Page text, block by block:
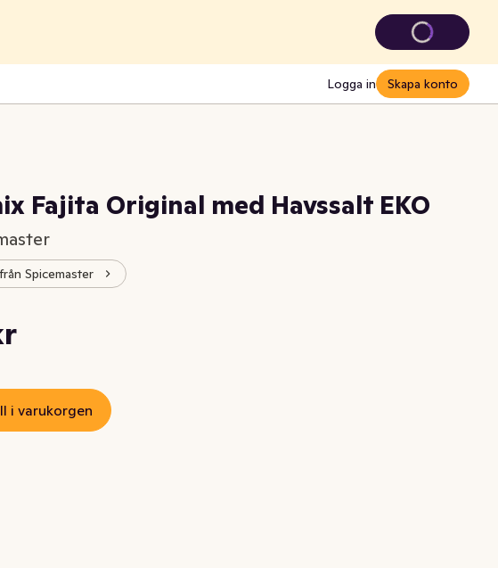
Logga in Skapa konto
Fajita Original med Havssalt EKO
Spicemaster
är: 16,99 kr
kr /kg
i varukorgen